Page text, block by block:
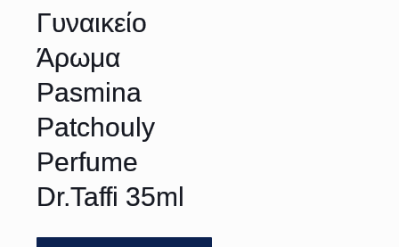
Γυναικείο
Άρωμα
Pasmina
Patchouly
Perfume
Dr.Taffi 35ml